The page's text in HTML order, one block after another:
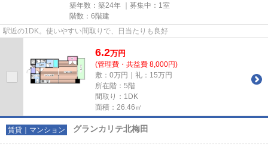
築年数：築24年 ｜募集中： 1室
階数：6階建
駅近の1DK。使いやすい間取りで、日当たりも良好
6.2万円
(管理費・共益費 8,000円)
敷：0万円｜礼：15万円
所在階：5階
間取り：1DK
面積：26.46㎡
賃貸｜マンション グランカリテ北梅田